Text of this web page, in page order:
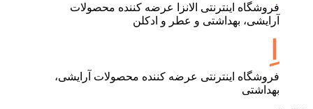
فروشگاه اینترنتی الانزا عرضه کننده محصولات
آرایشی، بهداشتی و عطر و ادکلن
فروشگاه اینترنتی عرضه کننده محصولات آرایشی،
بهداشتی